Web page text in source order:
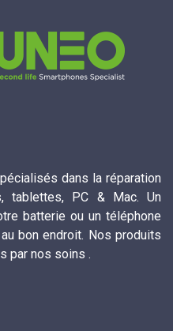
dans la réparation
tablettes, PC & Mac. Un
batterie ou un téléphone
bon endroit. Nos produits
par nos soins .